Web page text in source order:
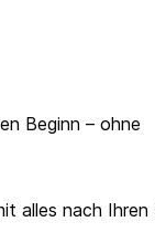
Beginn – ohne
alles nach Ihren